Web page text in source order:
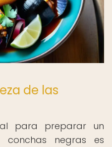
de las
para preparar un
conchas negras es